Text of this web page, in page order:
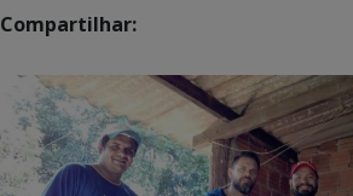
Compartilhar: